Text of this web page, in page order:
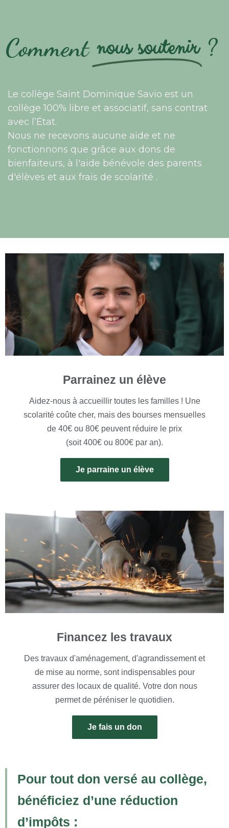
Comment nous soutenir ?
Le collège Saint Dominique Savio est un
collège 100% libre et associatif, sans contrat
avec l’État.
Nous ne recevons aucune aide et ne
fonctionnons que grâce aux dons de
bienfaiteurs, à l'aide bénévole des parents
d'élèves et aux frais de scolarité .
Parrainez un élève
Aidez-nous à accueillir toutes les familles ! Une
scolarité coûte cher, mais des bourses mensuelles
de 40€ ou 80€ peuvent réduire le prix
(soit 400€ ou 800€ par an).
Je parraine un élève
Financez les travaux
Des travaux d'aménagement, d'agrandissement et
de mise au norme, sont indispensables pour
assurer des locaux de qualité. Votre don nous
permet de péréniser le quotidien.
Je fais un don
Pour tout don versé au collège,
bénéficiez d’une réduction
d’impôts :